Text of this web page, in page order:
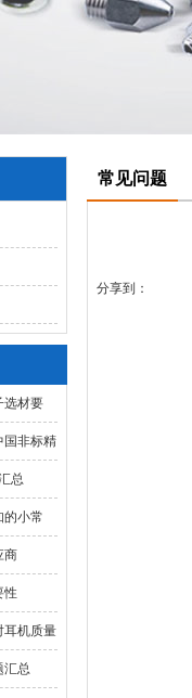
选材要
？
国非标精
总
的小常
商
性
耳机质量
汇总
常见问题
分享到：